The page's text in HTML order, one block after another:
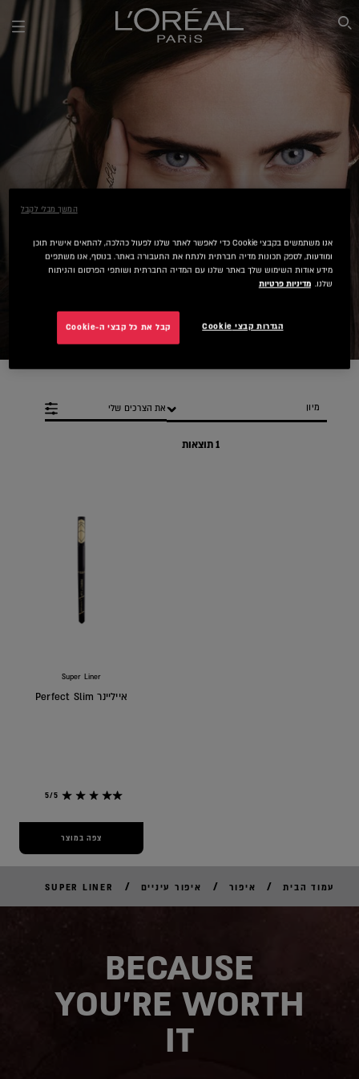
SEARCH THIS SITE
SUPER LINER
1 תוצאות
הגדר/י את הצרכים שלי
Super Liner
אייליינר Perfect Slim
5/5
צפה במוצר
עמוד הבית / איפור / איפור עיניים /
SUPER LINER
BECAUSE
YOU'RE WORTH
IT
אנו משתמשים בקבצי Cookie כדי לאפשר לאתר שלנו לפעול כהלכה, להתאים אישית תוכן
ומודעות, לספק תכונות מדיה חברתית ולנתח את התעבורה באתר. בנוסף, אנו משתפים
מידע אודות השימוש שלך באתר שלנו עם המדיה החברתית ושותפי הפרסום והניתוח
שלנו. מדיניות פרטיות
הגדרות קבצי Cookie קבל את כל קבצי ה-Cookie
המשך מבלי לקבל